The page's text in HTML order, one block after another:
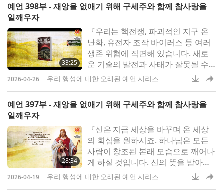
안의 4남매 중 장남이었습니다.‍ 그는
료되었습니다.‍ 그의
예언 398부 - 재앙을 없애기 위해 구세주와 함께 참사랑을
일깨우자
33:25
『우리는 핵전쟁, 파괴적인 지구 온
난화, 유전자 조작 바이러스 등 여러
생존 위협에 직면해 있습니다. 새로
운 기술의 발전과 사태가 잘못될 수
있는 새로운 방식들로 인해 위협의
저명한 이론 물리학자, 우주론자‍ 작
난 과학자 중 한 사람으로 널리 평가
받
2026-04-26 우리 행성에 대한 오래된 예언 시리즈
예언 397부 - 재앙을 없애기 위해 구세주와 함께 참사랑을
일깨우자
28:34
『신은 지금 세상을 바꾸며 온 세상
의 회심을 원하시죠. 하나님은 모든
사람이 창조된 본래 모습으로 깨어나
게 하실 것입니다. 신의 뜻을 받아들
이는 자는 번영하고 신의 사랑을 거
2026-04-19 우리 행성에 대한 오래된 예언 시리즈